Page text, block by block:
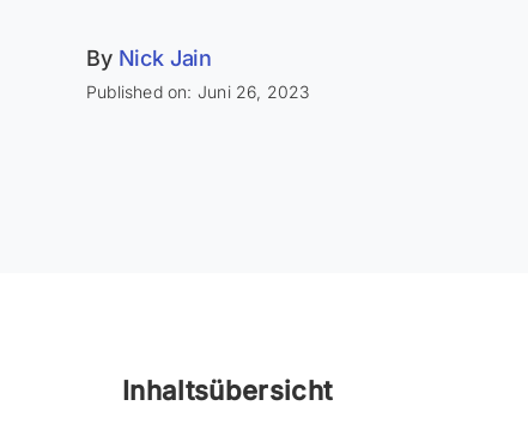
By Nick Jain
Published on: Juni 26, 2023
Inhaltsübersicht